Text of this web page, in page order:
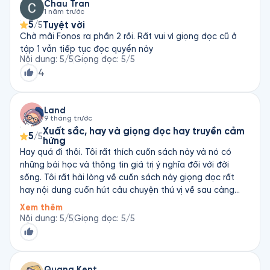
nghĩa nổi bật: Cuốn sách nuôi dưỡng tâm hồn trẻ nhỏ,
nhắc người lớn nhớ rằng điều kỳ diệu thật sự nằm ở lòng
tốt và sự kiên trì.
Chau Tran
1 năm trước
5/5Tuyệt vời
Chờ mãi Fonos ra phần 2 rồi. Rất vui vì giọng đọc cũ ở
tập 1 vẫn tiếp tục đọc quyển này
Nội dung: 5/5Giọng đọc: 5/5
4
Land
9 tháng trước
5/5Xuất sắc, hay và giọng đọc hay truyền cảm
hứng
Hay quá đi thôi. Tôi rất thích cuốn sách này và nó có
những bài học và thông tin giá trị ý nghĩa đối với đời
sống. Tôi rất hài lòng về cuốn sách này giọng đọc rất
hay nội dung cuốn hút câu chuyện thú vị về sau càng
hay khi mình nghe về sau mình sẽ cảm thấy tò mò hơn vì
nó rất hay. Câu chuyện liên kết với đời sống tạo nên một
cảm giác chân thực gần gũi với đời sống của chúng ta,
khi nghe chúng ta sẽ hiểu được nội dung câu chuyện. Tôi
rất thích cuốn sách này vừa hay vừa chân thực siêu hay
luôn tôi rất thích câu chuyện này. Cảm ơn nhà xuất bản
Xem thêm
Nội dung: 5/5Giọng đọc: 5/5